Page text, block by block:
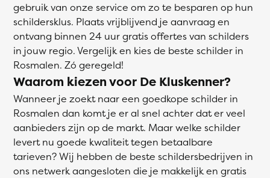
gebruik van onze service om zo te besparen op hun
schildersklus. Plaats vrijblijvend je aanvraag en
ontvang binnen 24 uur gratis offertes van schilders
in jouw regio. Vergelijk en kies de beste schilder in
Rosmalen. Zó geregeld!
Waarom kiezen voor De Kluskenner?
Wanneer je zoekt naar een goedkope schilder in
Rosmalen dan komt je er al snel achter dat er veel
aanbieders zijn op de markt. Maar welke schilder
levert nu goede kwaliteit tegen betaalbare
tarieven? Wij hebben de beste schildersbedrijven in
ons netwerk aangesloten die je makkelijk en gratis